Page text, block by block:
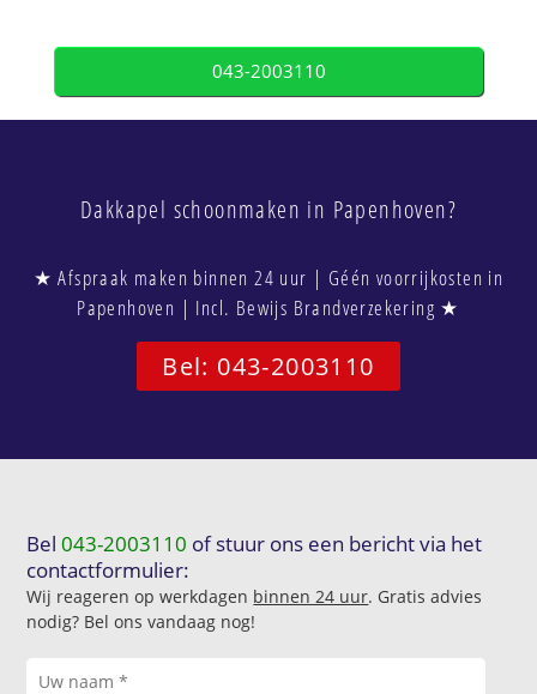
043-2003110
Dakkapel schoonmaken in Papenhoven?
★ Afspraak maken binnen 24 uur | Géén voorrijkosten in
Papenhoven | Incl. Bewijs Brandverzekering ★
Bel: 043-2003110
Bel043-2003110 of stuur ons een bericht via het
contactformulier:
Wij reageren op werkdagen binnen 24 uur. Gratis advies
nodig? Bel ons vandaag nog!